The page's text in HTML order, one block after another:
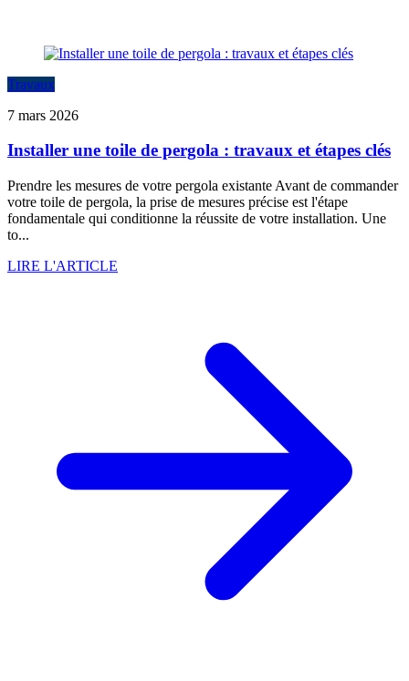
Travaux
7 mars 2026
Installer une toile de pergola : travaux et étapes clés
Prendre les mesures de votre pergola existante Avant de commander
votre toile de pergola, la prise de mesures précise est l'étape
fondamentale qui conditionne la réussite de votre installation. Une
to...
LIRE L'ARTICLE